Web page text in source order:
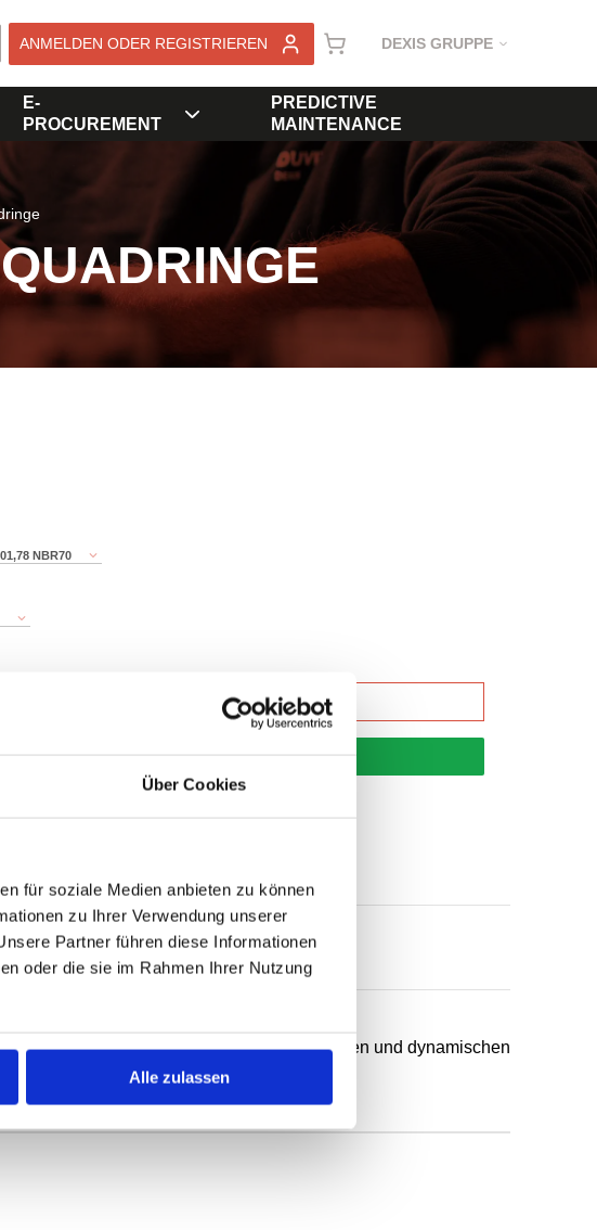
Über Cookies
für soziale Medien anbieten zu können
zu Ihrer Verwendung unserer
Partner führen diese Informationen
oder die sie im Rahmen Ihrer Nutzung
Alle zulassen
ANMELDEN ODER REGISTRIEREN DEXIS GRUPPE
E-
PROCUREMENT
PREDICTIVE
MAINTENANCE
NBR70
Warenkorb
Anwendungsfälle in statischen und dynamischen